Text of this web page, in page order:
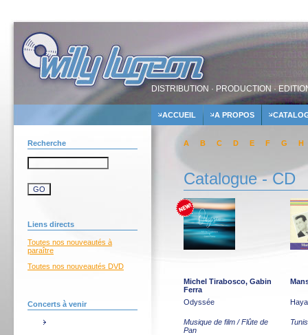
DISTRIBUTION · PRODUCTION ·
ACCUEIL A PROPOS
Recherche
Liens directs
Toutes nos nouveautés à
paraître
Toutes nos nouveautés DVD
Concerts à venir
A B C D E F G H
Catalogue - CD
Michel Tirabosco, Gabin
Ferra
Odyssée
Musique de film / Flûte de
Pan